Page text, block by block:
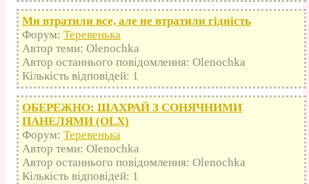
Ми втратили все, але не втратили гідність
Форум: Теревенька
Автор теми: Olenochka
Автор останнього повідомлення: Olenochka
Кількість відповідей: 1
ОБЕРЕЖНО: ШАХРАЙ З СОНЯЧНИМИ
ПАНЕЛЯМИ (OLX)
Форум: Теревенька
Автор теми: Olenochka
Автор останнього повідомлення: Olenochka
Кількість відповідей: 1